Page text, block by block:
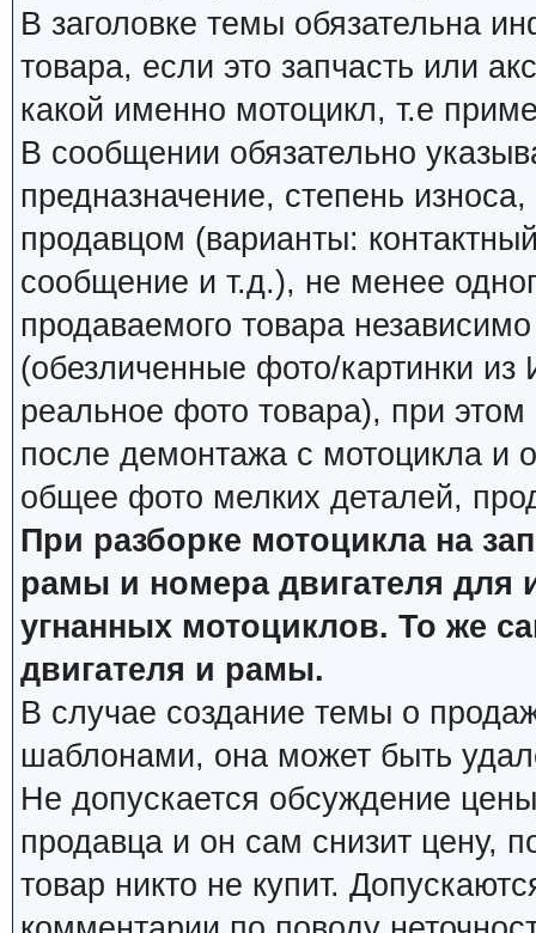
В заголовке темы обязательна
товара, если это запчасть или
какой именно мотоцикл, т.е
В сообщении обязательно
предназначение, степень
продавцом (варианты:
сообщение и т.д.), не менее
продаваемого товара
(обезличенные фото/картинки из
реальное фото товара), при
после демонтажа с мотоцикла и
общее фото мелких деталей,
При разборке мотоцикла на
рамы и номера двигателя для
угнанных мотоциклов. То же
двигателя и рамы.
В случае создание темы о
шаблонами, она может быть
Не допускается обсуждение
продавца и он сам снизит цену,
товар никто не купит.